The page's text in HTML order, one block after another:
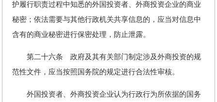
护履行职责过程中知悉的外国投资者、外商投资企业的商业
秘密；依法需要与其他行政机关共享信息的，应当对信息中
含有的商业秘密进行保密处理，防止泄露。
第二十六条 政府及其有关部门制定涉及外商投资的规
范性文件，应当按照国务院的规定进行合法性审核。
外国投资者、外商投资企业认为行政行为所依据的国务